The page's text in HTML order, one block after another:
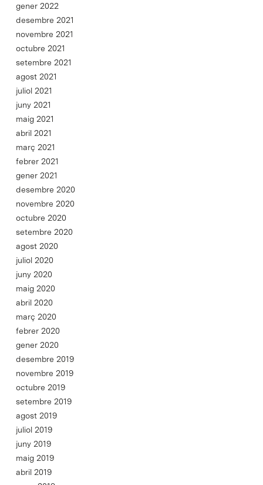
gener 2022
desembre 2021
novembre 2021
octubre 2021
setembre 2021
agost 2021
juliol 2021
juny 2021
maig 2021
abril 2021
març 2021
febrer 2021
gener 2021
desembre 2020
novembre 2020
octubre 2020
setembre 2020
agost 2020
juliol 2020
juny 2020
maig 2020
abril 2020
març 2020
febrer 2020
gener 2020
desembre 2019
novembre 2019
octubre 2019
setembre 2019
agost 2019
juliol 2019
juny 2019
maig 2019
abril 2019